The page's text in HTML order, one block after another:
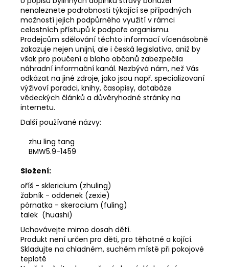
nenaleznete podrobnosti týkající se případných
možností jejich podpůrného využití v rámci
celostních přístupů k podpoře organismu.
Prodejcům sdělování těchto informací vícenásobně
zakazuje nejen unijní, ale i česká legislativa, aniž by
však pro poučení a blaho občanů zabezpečila
náhradní informační kanál. Nezbývá nám, než Vás
odkázat na jiné zdroje, jako jsou např. specializovaní
výživoví poradci, knihy, časopisy, databáze
vědeckých článků a důvěryhodné stránky na
internetu.
Další používané názvy:
zhu ling tang
BMW5.9-1459
Složení:
oříš - sklericium (zhuling)
žabník - oddenek (zexie)
pórnatka - skerocium (fuling)
talek (huashi)
Uchovávejte mimo dosah dětí.
Produkt není určen pro děti, pro těhotné a kojící.
Skladujte na chladném, suchém místě při pokojové
teplotě